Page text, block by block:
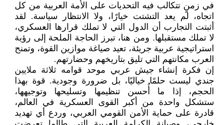
في زمنٍ تتكالب فيه التحديات على الأمة العربية من كل
اتجاه، لم يعد التشتت خيارًا، ولا الانتظار سياسة. لقد
أثبتت التجارب أن الدول التي لا تملك قرارها العسكري،
لا تملك مستقبلها. ومن هنا، تبرز الحاجة الملحة إلى رؤية
استراتيجية عربية جريئة، تعيد صياغة موازين القوة، وتمنح
العرب مكانتهم التي تليق بتاريخهم وحضارتهم.
إن فكرة إنشاء جيش عربي موحد قوامه ثلاثة ملايين
جندي ليست حلمًا خياليًا، بل ضرورة وجودية. قوة بهذا
الحجم، إذا ما أُحسن تنظيمها وتسليحها وتوجيهها،
ستشكل واحدة من أكبر القوى العسكرية في العالم،
قادرة على حماية الأمن القومي العربي، وردع أي تهديد